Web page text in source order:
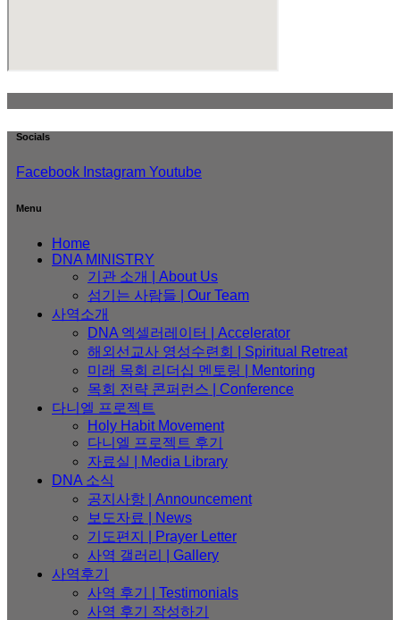
Socials
Facebook Instagram Youtube
Menu
Home
DNA MINISTRY
기관 소개 | About Us
섬기는 사람들 | Our Team
사역소개
DNA 엑셀러레이터​ | Accelerator
해외선교사 영성수련회 | Spiritual Retreat
미래 목회 리더십 멘토링 | Mentoring
목회 전략 콘퍼런스 | Conference
다니엘 프로젝트
Holy Habit Movement
다니엘 프로젝트 후기
자료실 | Media Library
DNA 소식
공지사항 | Announcement
보도자료 | News
기도편지 | Prayer Letter
사역 갤러리 | Gallery
사역후기
사역 후기 | Testimonials
사역 후기 작성하기